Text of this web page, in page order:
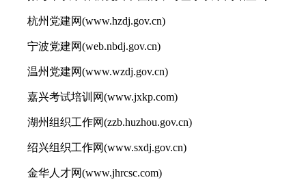
杭州党建网(www.hzdj.gov.cn)
宁波党建网(web.nbdj.gov.cn)
温州党建网(www.wzdj.gov.cn)
嘉兴考试培训网(www.jxkp.com)
湖州组织工作网(zzb.huzhou.gov.cn)
绍兴组织工作网(www.sxdj.gov.cn)
金华人才网(www.jhrcsc.com)